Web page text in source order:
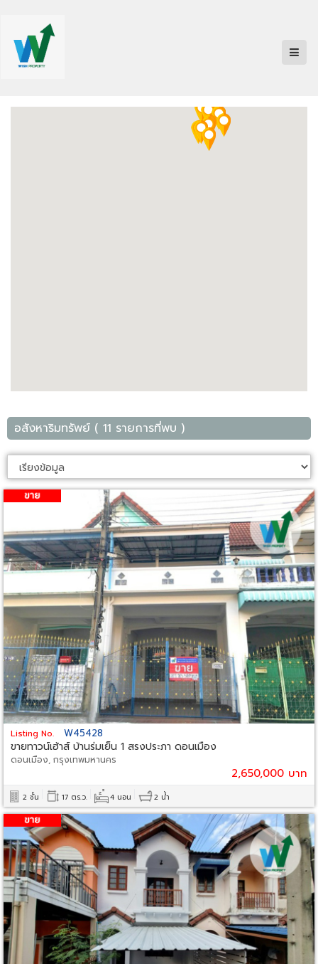
อสังหาริมทรัพย์ ( 11 รายการที่พบ )
Listing No. W45428
ขายทาวน์เฮ้าส์ บ้านร่มเย็น 1 สรงประภา ดอนเมือง
ดอนเมือง, กรุงเทพมหานคร
2,650,000 บาท
2 ชั้น 17 ตร.ว. 4 นอน 2 น้ำ